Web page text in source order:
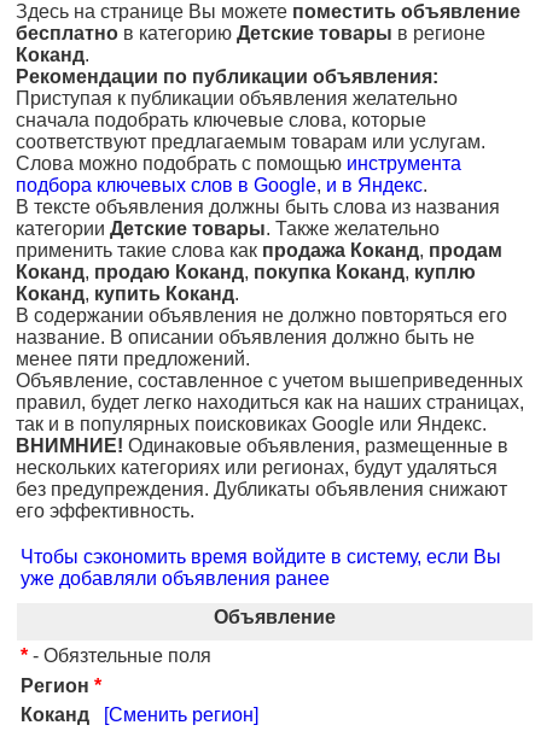
Здесь на странице Вы можете поместить объявление
бесплатно в категорию Детские товары в регионе
Коканд.
Рекомендации по публикации объявления:
Приступая к публикации объявления желательно
сначала подобрать ключевые слова, которые
соответствуют предлагаемым товарам или услугам.
Слова можно подобрать с помощью инструмента
подбора ключевых слов в Google, и в Яндекс.
В тексте объявления должны быть слова из названия
категории Детские товары. Также желательно
применить такие слова как продажа Коканд, продам
Коканд, продаю Коканд, покупка Коканд, куплю
Коканд, купить Коканд.
В содержании объявления не должно повторяться его
название. В описании объявления должно быть не
менее пяти предложений.
Объявление, составленное с учетом вышеприведенных
правил, будет легко находиться как на наших страницах,
так и в популярных поисковиках Google или Яндекс.
ВНИМНИЕ! Одинаковые объявления, размещенные в
нескольких категориях или регионах, будут удаляться
без предупреждения. Дубликаты объявления снижают
его эффективность.
Чтобы сэкономить время войдите в систему, если Вы
уже добавляли объявления ранее
Объявление
* - Обязтельные поля
Регион *
Коканд
[Сменить регион]